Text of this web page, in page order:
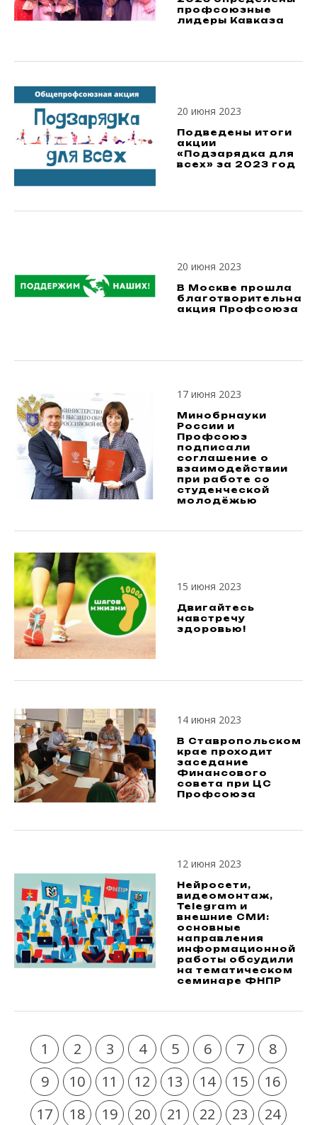
профсоюзные
лидеры Кавказа
20 июня 2023
Подведены итоги
акции
«Подзарядка для
всех» за 2023 год
20 июня 2023
В Москве прошла
благотворительная
акция Профсоюза
17 июня 2023
Минобрнауки
России и
Профсоюз
подписали
соглашение о
взаимодействии
при работе со
студенческой
молодёжью
15 июня 2023
Двигайтесь
навстречу
здоровью!
14 июня 2023
В Ставропольском
крае проходит
заседание
Финансового
совета при ЦС
Профсоюза
12 июня 2023
Нейросети,
видеомонтаж,
Telegram и
внешние СМИ:
основные
направления
информационной
работы обсудили
на тематическом
семинаре ФНПР
1 2 3 4 5 6 7
8
9
10 11 12 13 14 15
16
17
18 19 20 21 22 23
24